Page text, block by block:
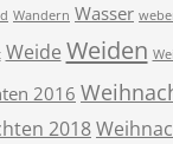
Wandern Wasser
Weide Weiden
2016
2018